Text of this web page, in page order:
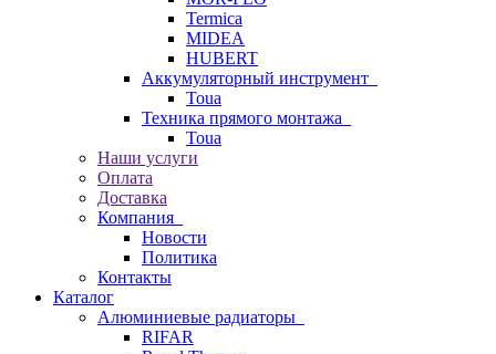
Termica
MIDEA
HUBERT
Аккумуляторный инструмент
Toua
Техника прямого монтажа
Toua
Наши услуги
Оплата
Доставка
Компания
Новости
Политика
Контакты
Каталог
Алюминиевые радиаторы
RIFAR